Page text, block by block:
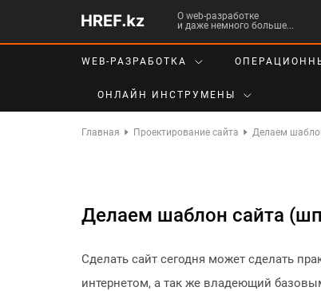
О web-разработке
и даже немного больше...
WEB-РАЗРАБОТКА
ОНЛАЙН ИНСТРУМЕНЫ
Главная Проектирование сайта Делаем
Делаем шаблон сайта
Сделать сайт сегодня может сделать
интернетом, а так же владеющий